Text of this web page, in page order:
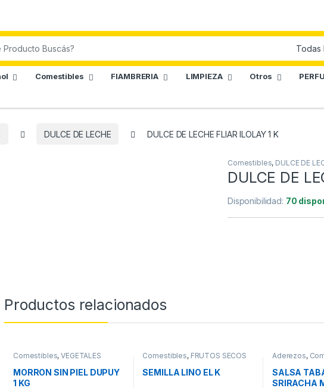
Comestibles FIAMBRERIA LIMPIEZA Otros
DULCE DE LECHE DULCE DE LECHE FLIAR ILOLAY 1 K
Comestibles, DULCE DE
DULCE DE
Disponibilidad: 70
Productos relacionados
Comestibles,VEGETALES
MORRON SIN PIEL DUPUY
1 KG
Comestibles, FRUTOS SECOS
SEMILLA LINO EL K
Aderezos,
SALSA
SRIRACHA